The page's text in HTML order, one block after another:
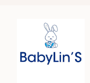
Babylin's